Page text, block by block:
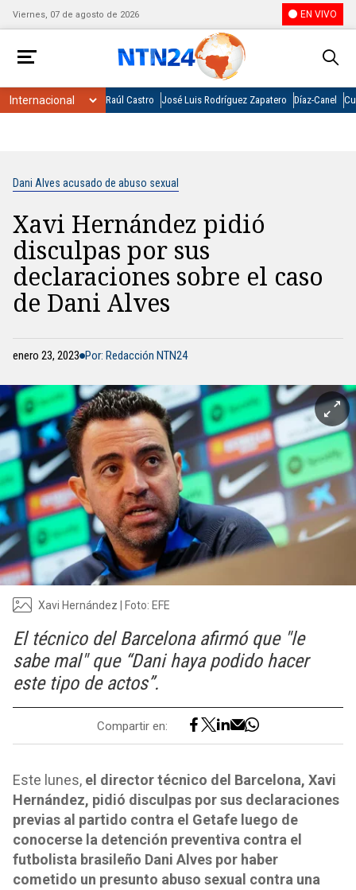
Viernes, 07 de agosto de 2026 EN VIVO
Raúl Castro José Luis Rodríguez Zapatero Díaz-Canel
Dani Alves acusado de abuso sexual
Xavi Hernández pidió
disculpas por sus
declaraciones sobre el caso
de Dani Alves
enero 23, 2023 Por: Redacción NTN24
Xavi Hernández | Foto: EFE
El técnico del Barcelona afirmó que "le
sabe mal" que “Dani haya podido hacer
este tipo de actos”.
Compartir en:
Este lunes, el director técnico del Barcelona, Xavi
Hernández, pidió disculpas por sus declaraciones
previas al partido contra el Getafe luego de
conocerse la detención preventiva contra el
futbolista brasileño Dani Alves por haber
cometido un presunto abuso sexual contra una